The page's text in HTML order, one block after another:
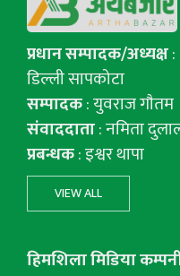
प्रधान सम्पादक/अध्यक्ष:
डिल्ली सापकोटा
सम्पादक: युवराज गाैतम
संवाददाता: नमिता
प्रबन्धक: इश्वर थापा
VIEW ALL
हिमशिला मिडिया